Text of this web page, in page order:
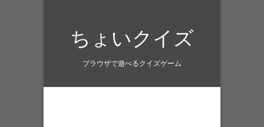
ちょいクイズ
ブラウザで遊べるクイズゲーム